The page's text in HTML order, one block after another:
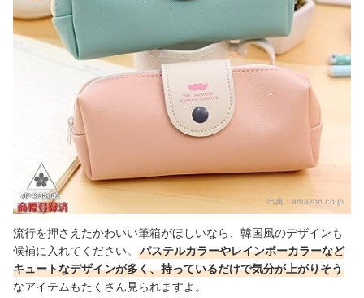
出典： amazon.co.jp
流行を押さえたかわいい筆箱がほしいなら、韓国風のデザインも
候補に入れてください。
パステルカラーやレインボーカラーなど
キュートなデザインが多く、持っているだけで気分が上がりそう
なアイテムもたくさん見られますよ。